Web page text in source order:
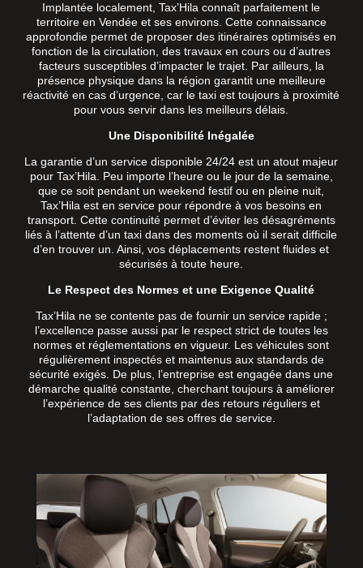
Implantée localement, Tax’Hila connaît parfaitement le
territoire en Vendée et ses environs. Cette connaissance
approfondie permet de proposer des itinéraires optimisés en
fonction de la circulation, des travaux en cours ou d’autres
facteurs susceptibles d’impacter le trajet. Par ailleurs, la
présence physique dans la région garantit une meilleure
réactivité en cas d’urgence, car le taxi est toujours à proximité
pour vous servir dans les meilleurs délais.
Une Disponibilité Inégalée
La garantie d’un service disponible 24/24 est un atout majeur
pour Tax’Hila. Peu importe l’heure ou le jour de la semaine,
que ce soit pendant un weekend festif ou en pleine nuit,
Tax’Hila est en service pour répondre à vos besoins en
transport. Cette continuité permet d’éviter les désagréments
liés à l’attente d’un taxi dans des moments où il serait difficile
d’en trouver un. Ainsi, vos déplacements restent fluides et
sécurisés à toute heure.
Le Respect des Normes et une Exigence Qualité
Tax’Hila ne se contente pas de fournir un service rapide ;
l’excellence passe aussi par le respect strict de toutes les
normes et réglementations en vigueur. Les véhicules sont
régulièrement inspectés et maintenus aux standards de
sécurité exigés. De plus, l’entreprise est engagée dans une
démarche qualité constante, cherchant toujours à améliorer
l’expérience de ses clients par des retours réguliers et
l’adaptation de ses offres de service.